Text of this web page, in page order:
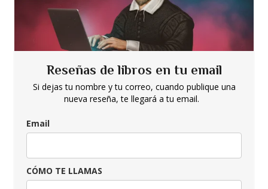
Reseñas de libros en tu email
Si dejas tu nombre y tu correo, cuando publique una
nueva reseña, te llegará a tu email.
Email
CÓMO TE LLAMAS